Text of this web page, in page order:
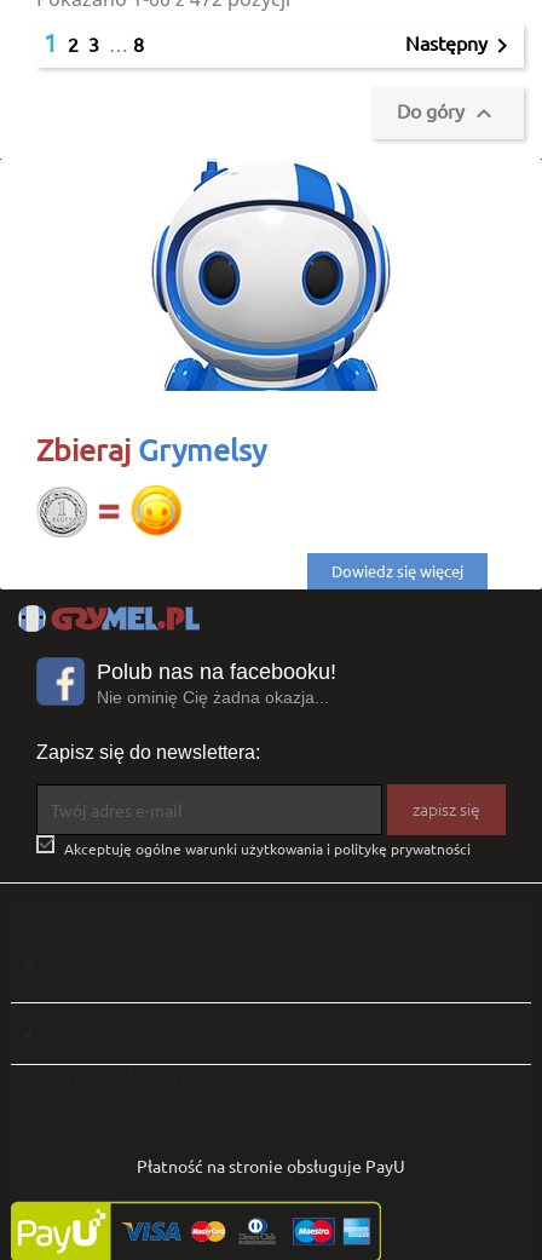
1 2 3 … 8 Następny
Do góry 
Zbieraj Grymelsy
Dowiedz się więcej
Polub nas na facebooku!
Nie ominię Cię żadna okazja...
Zapisz się do newslettera:
 Akceptuję ogólne warunki użytkowania i politykę prywatności
Płatność na stronie obsługuje PayU